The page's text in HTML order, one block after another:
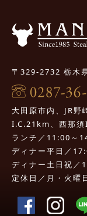
〒329-2732 栃木
大田原市内、JR
I.C.21km、西那
ランチ／11:00～
ディナー平日／
ディナー土日祝
定休日／月・火曜